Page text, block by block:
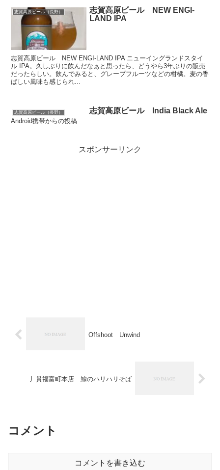
志賀高原ビール（長野）
志賀高原ビール NEW ENGI-
LAND IPA
志賀高原ビール NEW ENGI-LAND IPA ニューイングランドスタイ
ル IPA。久しぶりに飲んだなぁと思ったら、どうやら3年ぶりの販売
だったらしい。飲んでみると、グレープフルーツなどの柑橘。麦の香
ばしい風味も感じられ...
志賀高原ビール（長野） 志賀高原ビール India Black Ale
Android携帯からの投稿
スポンサーリンク
Offshoot Unwind
丿貫福富町本店 鯨のハリハリそば
コメント
コメントを書き込む